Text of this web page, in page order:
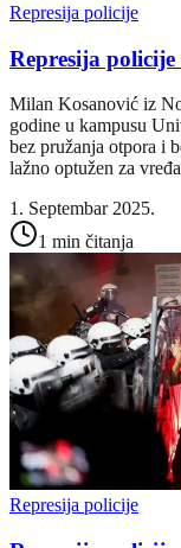
Represija policije
Represija
Milan Kosanović iz
godine u kampusu
bez pružanja otpora i
lažno optužen za
1. Septembar 2025.
1 min čitanja
Represija policije